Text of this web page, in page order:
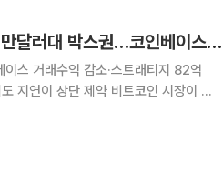
[넥스블록][비트코인 인사이트] 비트코인 6만달러대 박스권…코인베이스·스트래티지 실적도 ‘직격탄’
스 거래수익 감소·스트래티지 82억
약 비트코인 시장이 뚜
다. 현물